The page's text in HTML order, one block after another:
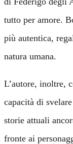
tutto per amore.
più autentica,
natura umana.
L’autore, inoltre,
capacità di
storie attuali
fronte ai